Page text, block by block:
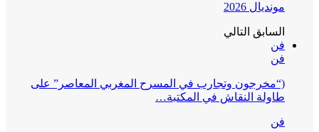
مونديال 2026
السابق التالي
فن
فن
(“مخرجون وتجارب في المسرح المغربي المعاصر” على
طاولة النقاش في المكتبة…
فن